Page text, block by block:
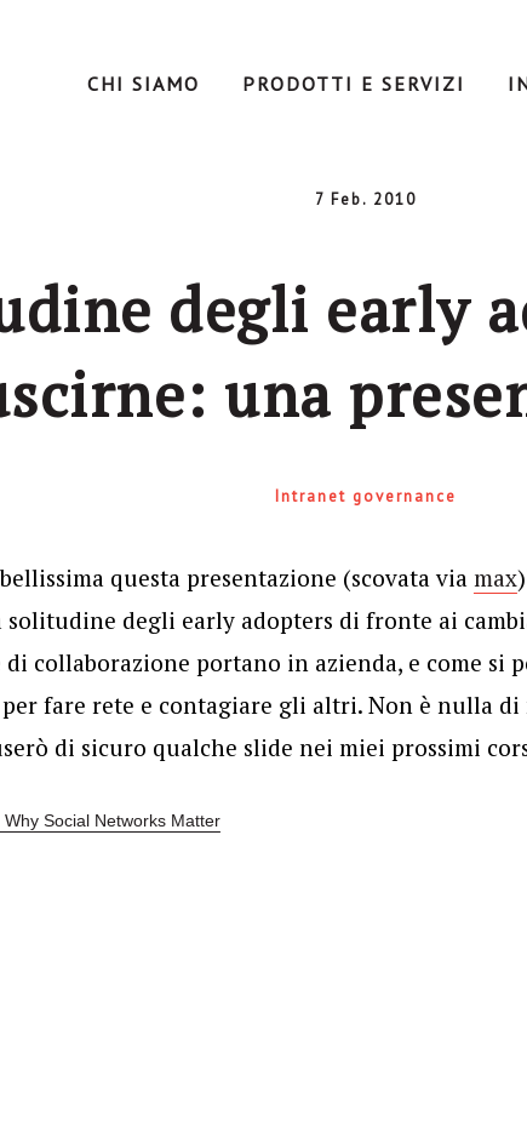
CHI SIAMO PRODOTTI E SERVIZI
7 Feb. 2010
degli early
una
Intranet governance
questa presentazione (scovata via max
degli early adopters di fronte ai
collaborazione portano in azienda, e come si
fare rete e contagiare gli altri. Non è nulla di
di sicuro qualche slide nei miei prossimi
Social Networks Matter